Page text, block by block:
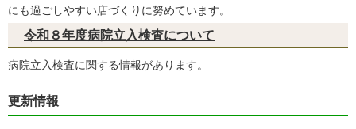
にも過ごしやすい店づくりに努めています。
令和８年度病院立入検査について
病院立入検査に関する情報があります。
更新情報